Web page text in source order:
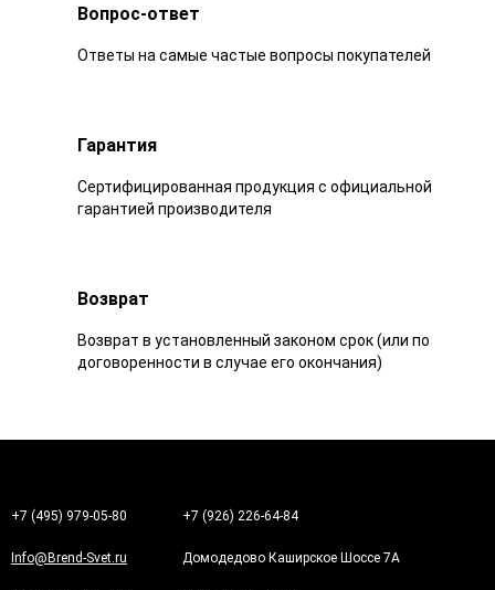
Вопрос-ответ
Ответы на самые частые вопросы покупателей
Гарантия
Сертифицированная продукция с официальной
гарантией производителя
Возврат
Возврат в установленный законом срок (или по
договоренности в случае его окончания)
+7 (495) 979-05-80 +7 (926) 226-64-84
Info@Brend-Svet.ru Домодедово Каширское Шоссе 7А